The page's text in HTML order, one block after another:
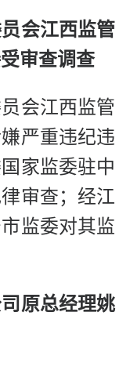
会江西监管
审查调查
会江西监管
严重违纪违
家监委驻中
审查；经江
监委对其监
原总经理姚